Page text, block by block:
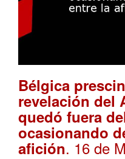
Bélgica
revelación del
quedó fuera
ocasionando
afición. 16 de